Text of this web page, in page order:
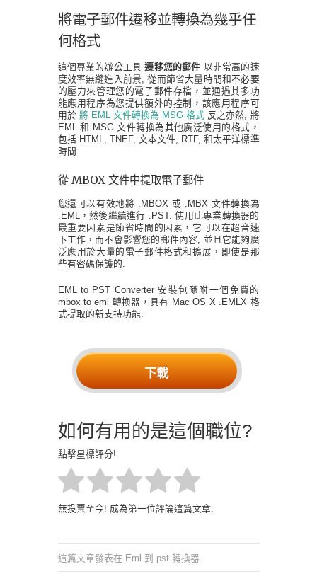
將電子郵件遷移並轉換為幾乎任
何格式
這個專業的辦公工具遷移您的郵件 以非常高的速
度效率無縫進入前景, 從而節省大量時間和不必要
的壓力來管理您的電子郵件存檔，並通過其多功
能應用程序為您提供額外的控制，該應用程序可
用於 將 EML 文件轉換為 MSG 格式 反之亦然, 將
EML 和 MSG 文件轉換為其他廣泛使用的格式，
包括 HTML, TNEF, 文本文件, RTF, 和太平洋標準
時間.
從 MBOX 文件中提取電子郵件
您還可以有效地將 .MBOX 或 .MBX 文件轉換為
.EML，然後繼續進行 .PST. 使用此專業轉換器的
最重要因素是節省時間的因素，它可以在超音速
下工作，而不會影響您的郵件內容, 並且它能夠廣
泛應用於大量的電子郵件格式和擴展，即使是那
些有密碼保護的.
EML to PST Converter 安裝包隨附一個免費的
mbox to eml 轉換器，具有 Mac OS X .EMLX 格
式提取的新支持功能.
下載
如何有用的是這個職位?
點擊星標評分!
無投票至今! 成為第一位評論這篇文章.
這篇文章發表在 Eml 到 pst 轉換器.